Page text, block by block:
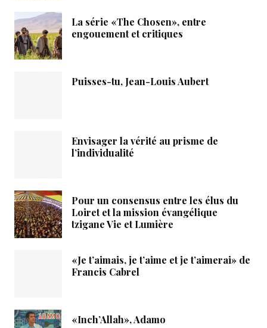
La série «The Chosen», entre
engouement et critiques
Puisses-tu, Jean-Louis Aubert
Envisager la vérité au prisme de
l’individualité
Pour un consensus entre les élus du
Loiret et la mission évangélique
tzigane Vie et Lumière
«Je t’aimais, je t’aime et je t’aimerai» de
Francis Cabrel
«Inch’Allah», Adamo